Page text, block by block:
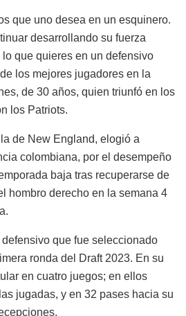
que uno desea en un esquinero.
desarrollando su fuerza
que quieres en un defensivo
los mejores jugadores en la
de 30 años, quien triunfó en los
los Patriots.
de New England, elogió a
colombiana, por el desempeño
baja tras recuperarse de
hombro derecho en la semana 4
que fue seleccionado
ronda del Draft 2023. En su
en cuatro juegos; en ellos
jugadas, y en 32 pases hacia su